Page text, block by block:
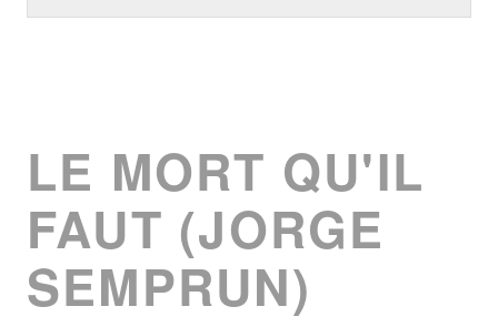
LE MORT QU'IL
FAUT (JORGE
SEMPRUN)